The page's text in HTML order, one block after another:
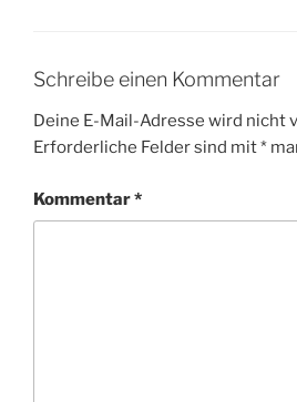
Schreibe einen Kommentar
Deine E-Mail-Adresse wird nicht
Erforderliche Felder sind mit*
Kommentar*